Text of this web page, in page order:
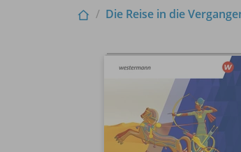
Die Reise in die